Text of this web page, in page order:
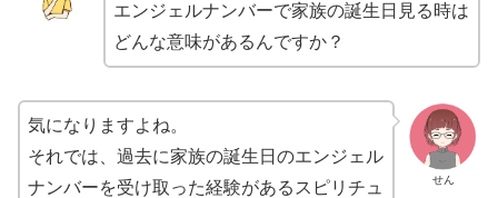
エンジェルナンバーで家族の誕生日見る時は
どんな意味があるんですか？
せん
気になりますよね。
それでは、過去に家族の誕生日のエンジェル
ナンバーを受け取った経験があるスピリチュ